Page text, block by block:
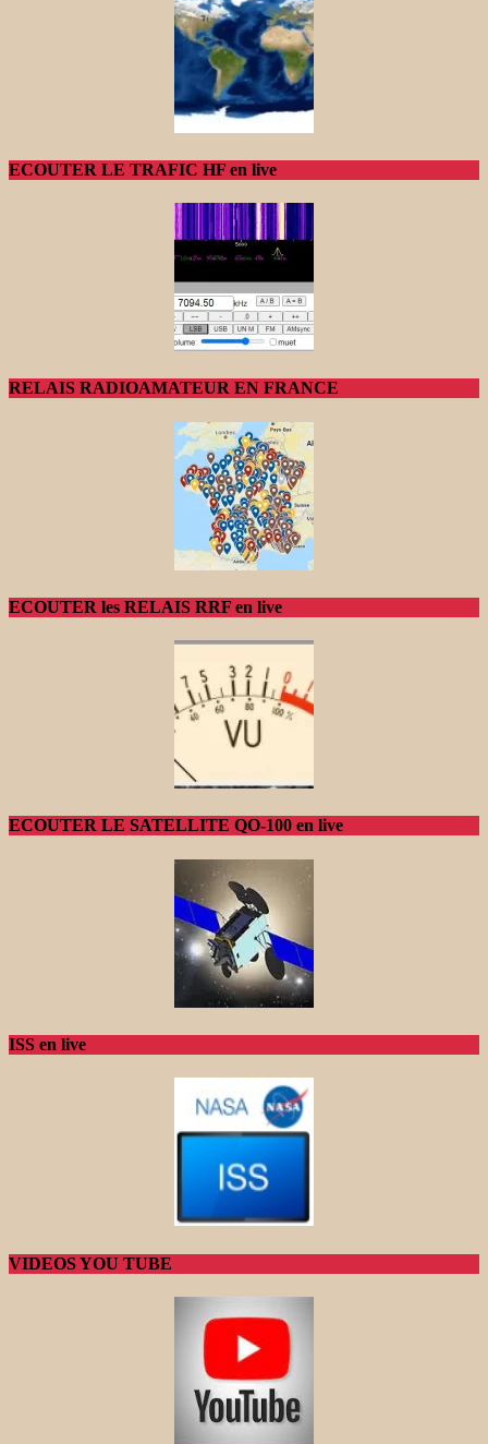
ECOUTER LE TRAFIC HF en live
RELAIS RADIOAMATEUR EN FRANCE
ECOUTER les RELAIS RRF en live
ECOUTER LE SATELLITE QO-100 en live
ISS en live
VIDEOS YOU TUBE